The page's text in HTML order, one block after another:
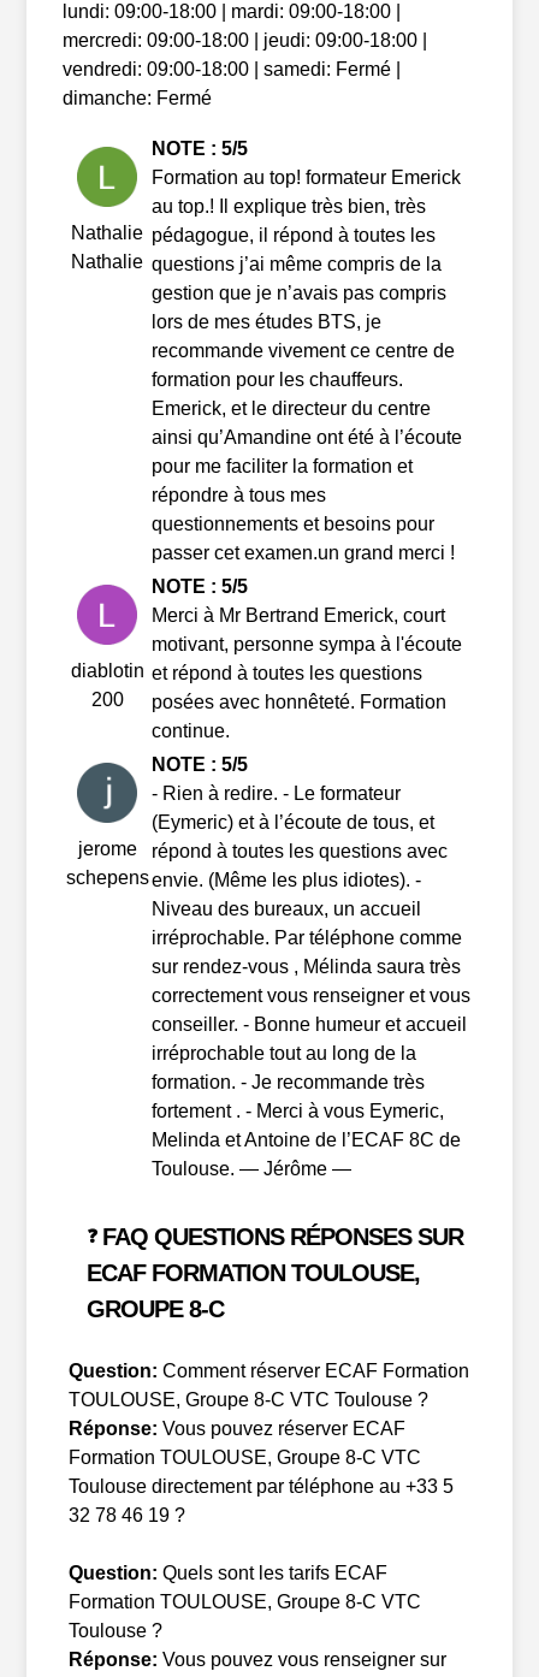
lundi: 09:00-18:00 | mardi: 09:00-18:00 |
mercredi: 09:00-18:00 | jeudi: 09:00-18:00 |
vendredi: 09:00-18:00 | samedi: Fermé |
dimanche: Fermé
Nathalie
Nathalie
NOTE : 5/5
Formation au top! formateur Emerick
au top.! Il explique très bien, très
pédagogue, il répond à toutes les
questions j’ai même compris de la
gestion que je n’avais pas compris
lors de mes études BTS, je
recommande vivement ce centre de
formation pour les chauffeurs.
Emerick, et le directeur du centre
ainsi qu’Amandine ont été à l’écoute
pour me faciliter la formation et
répondre à tous mes
questionnements et besoins pour
passer cet examen.un grand merci !
diablotin
200
NOTE : 5/5
Merci à Mr Bertrand Emerick, court
motivant, personne sympa à l'écoute
et répond à toutes les questions
posées avec honnêteté. Formation
continue.
jerome
schepens
NOTE : 5/5
- Rien à redire. - Le formateur
(Eymeric) et à l’écoute de tous, et
répond à toutes les questions avec
envie. (Même les plus idiotes). -
Niveau des bureaux, un accueil
irréprochable. Par téléphone comme
sur rendez-vous , Mélinda saura très
correctement vous renseigner et vous
conseiller. - Bonne humeur et accueil
irréprochable tout au long de la
formation. - Je recommande très
fortement . - Merci à vous Eymeric,
Melinda et Antoine de l’ECAF 8C de
Toulouse. — Jérôme —
❓FAQ QUESTIONS RÉPONSES SUR
ECAF FORMATION TOULOUSE,
GROUPE 8-C
Question: Comment réserver ECAF Formation
TOULOUSE, Groupe 8-C VTC Toulouse ?
Réponse: Vous pouvez réserver ECAF
Formation TOULOUSE, Groupe 8-C VTC
Toulouse directement par téléphone au +33 5
32 78 46 19 ?
Question: Quels sont les tarifs ECAF
Formation TOULOUSE, Groupe 8-C VTC
Toulouse ?
Réponse: Vous pouvez vous renseigner sur